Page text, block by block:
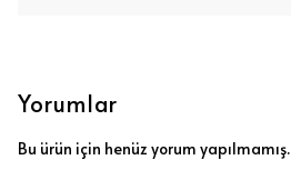
Yorumlar
Bu ürün için henüz yorum yapılmamış.